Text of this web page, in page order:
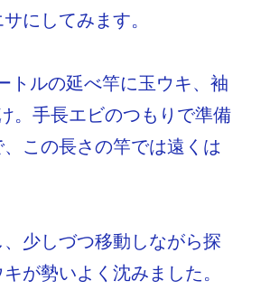
にしてみます。
トルの延べ竿に玉ウキ、袖
。手長エビのつもりで準備
、この長さの竿では遠くは
、少しづつ移動しながら探
が勢いよく沈みました。